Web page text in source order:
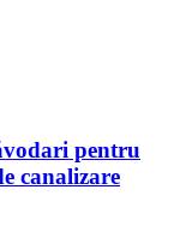
pentru
canalizare